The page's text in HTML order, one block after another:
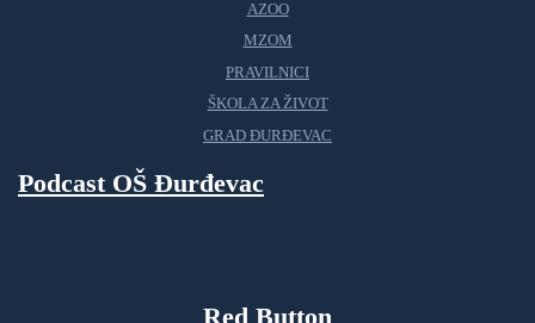
AZOO
MZOM
PRAVILNICI
ŠKOLA ZA ŽIVOT
GRAD ĐURĐEVAC
Podcast OŠ Đurđevac
Red Button